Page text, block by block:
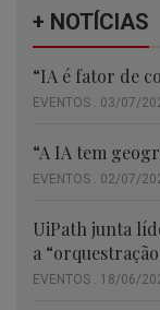
+ NOTÍCIAS
“IA é fator de
EVENTOS . 03/07/
“A IA tem
EVENTOS . 02/07/
UiPath junta
a
EVENTOS . 18/06/